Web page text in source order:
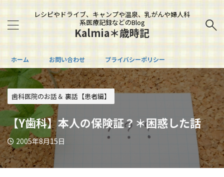
レシピやドライブ、キャンプや温泉、乳がんや婦人科
系医療記録などのBlog
Kalmia＊歳時記
ホーム お問い合わせ プライバシーポリシー
歯科医院のお話＆ 裏話【患者編】
【Y歯科】本人の保険証？＊困惑した話
2005年8月15日